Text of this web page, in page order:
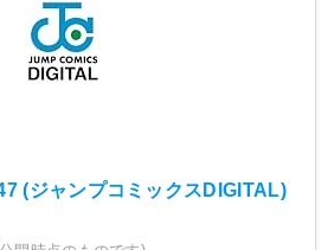
(ジャンプコミックスDIGITAL)